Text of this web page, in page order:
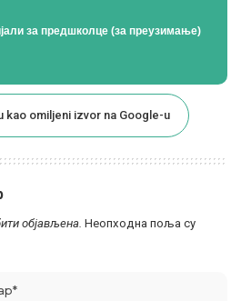
за предшколце (за преузимање)
kao omiljeni izvor na Google-u
објављена. Неопходна поља су